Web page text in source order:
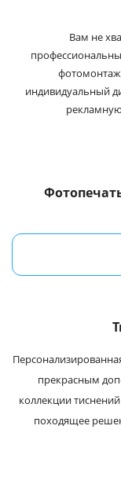
Вам не
индивидуальный
прекрасным
коллекции
походящее